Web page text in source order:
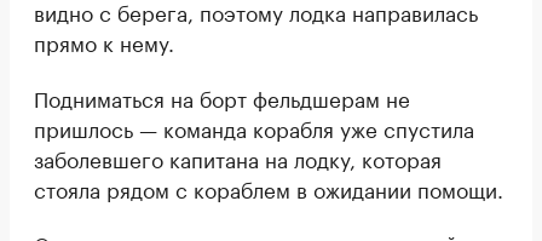
видно с берега, поэтому лодка направилась
прямо к нему.
Подниматься на борт фельдшерам не
пришлось — команда корабля уже спустила
заболевшего капитана на лодку, которая
стояла рядом с кораблем в ожидании помощи.